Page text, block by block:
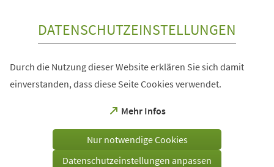
DATENSCHUTZEINSTELLUNGEN
Durch die Nutzung dieser Website erklären Sie sich damit
einverstanden, dass diese Seite Cookies verwendet.
Mehr Infos
(Öffnet
einem
Tab)
Nur notwendige Cookies
Datenschutzeinstellungen anpassen